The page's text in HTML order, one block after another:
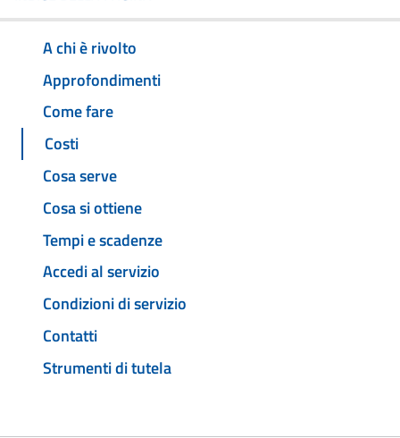
A chi è rivolto
Approfondimenti
Come fare
Costi
Cosa serve
Cosa si ottiene
Tempi e scadenze
Accedi al servizio
Condizioni di servizio
Contatti
Strumenti di tutela